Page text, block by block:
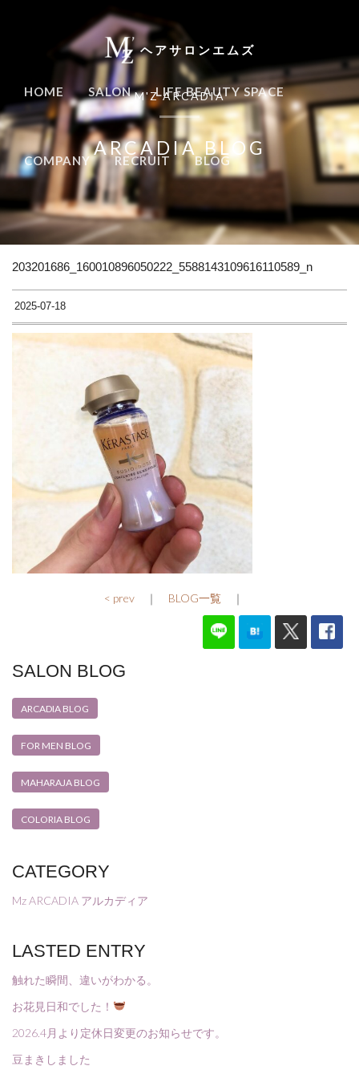
ヘアサロンエムズ
HOME SALON LIFE BEAUTY SPACE
COMPANY RECRUIT BLOG
M'Z ARCADIA
ARCADIA BLOG
203201686_160010896050222_5588143109616110589_n
2025-07-18
< prev ｜ BLOG一覧 ｜
SALON BLOG
ARCADIA BLOG
FOR MEN BLOG
MAHARAJA BLOG
COLORIA BLOG
CATEGORY
Mz ARCADIA アルカディア
LASTED ENTRY
触れた瞬間、違いがわかる。
お花見日和でした！
2026.4月より定休日変更のお知らせです。
豆まきしました